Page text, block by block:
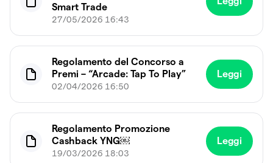
Smart Trade
27/05/2026 16:43
Regolamento del Concorso a
Premi – “Arcade: Tap To Play”
02/04/2026 16:50
Leggi
Regolamento Promozione
Cashback YNG￼
19/03/2026 18:03
Leggi